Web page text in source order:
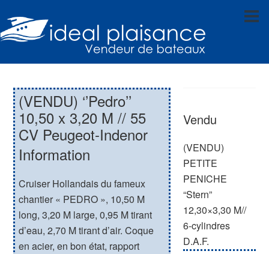
(VENDU) ‘’Pedro’’
10,50 x 3,20 M // 55
CV Peugeot-Indenor
Information
Cruiser Hollandais du fameux
chantier « PEDRO », 10,50 M
long, 3,20 M large, 0,95 M tirant
d’eau, 2,70 M tirant d’air. Coque
en acier, en bon état, rapport
Vendu
(VENDU)
PETITE
PENICHE
“Stern”
12,30×3,30 M//
6-cylindres
D.A.F.